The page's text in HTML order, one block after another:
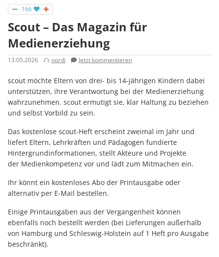
166
Scout – Das Magazin für
Medienerziehung
13.05.2026 nordi Jetzt kommentieren
scout möchte Eltern von drei- bis 14-jährigen Kindern dabei
unterstützen, ihre Verantwortung bei der Medienerziehung
wahrzunehmen. scout ermutigt sie, klar Haltung zu beziehen
und selbst Vorbild zu sein.
Das kostenlose scout-Heft erscheint zweimal im Jahr und
liefert Eltern, Lehrkräften und Pädagogen fundierte
Hintergrundinformationen, stellt Akteure und Projekte
der Medienkompetenz vor und lädt zum Mitmachen ein.
Ihr könnt ein kostenloses Abo der Printausgabe oder
alternativ per E-Mail bestellen.
Einige Printausgaben aus der Vergangenheit können
ebenfalls noch bestellt werden (bei Lieferungen außerhalb
von Hamburg und Schleswig-Holstein auf 1 Heft pro Ausgabe
beschränkt).